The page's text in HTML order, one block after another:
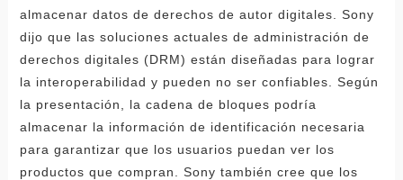
almacenar datos de derechos de autor digitales. Sony
dijo que las soluciones actuales de administración de
derechos digitales (DRM) están diseñadas para lograr
la interoperabilidad y pueden no ser confiables. Según
la presentación, la cadena de bloques podría
almacenar la información de identificación necesaria
para garantizar que los usuarios puedan ver los
productos que compran. Sony también cree que los